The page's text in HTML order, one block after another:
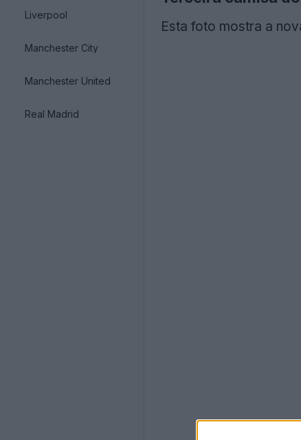
Liverpool
Manchester City
Manchester United
Real Madrid
Esta foto mostra a